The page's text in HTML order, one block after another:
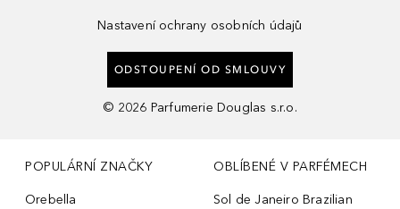
Nastavení ochrany osobních údajů
ODSTOUPENÍ OD SMLOUVY
© 2026 Parfumerie Douglas s.r.o.
POPULÁRNÍ ZNAČKY
Orebella
OBLÍBENÉ V PARFÉMECH
Sol de Janeiro Brazilian